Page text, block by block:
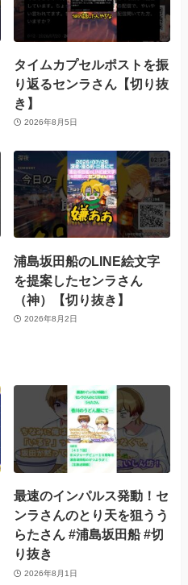
タイムカプセルポストを振
り返るセンラさん【切り抜
き】
2026年8月5日
浦島坂田船のLINE絵文字
を提案したセンラさん
（神）【切り抜き】
2026年8月2日
最速のインパルス発動！セ
ンラさんのとり天を狙うう
らたさん #浦島坂田船 #切
り抜き
2026年8月1日